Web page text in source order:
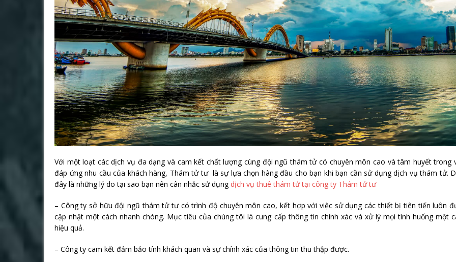
Với một loạt các dịch vụ đa dạng và cam kết chất lượng cùng đội ngũ thám tử có chuyên môn cao và tâm huyết trong
đáp ứng nhu cầu của khách hàng, Thám tử tư là sự lựa chọn hàng đầu cho bạn khi bạn cần sử dụng dịch vụ thám tử.
đây là những lý do tại sao bạn nên cân nhắc sử dụngdịch vụ thuê thám tử tại công ty Thám tử tư
– Công ty sở hữu đội ngũ thám tử tư có trình độ chuyên môn cao, kết hợp với việc sử dụng các thiết bị tiên tiến luôn
cập nhật một cách nhanh chóng. Mục tiêu của chúng tôi là cung cấp thông tin chính xác và xử lý mọi tình huống một
hiệu quả.
– Công ty cam kết đảm bảo tính khách quan và sự chính xác của thông tin thu thập được.